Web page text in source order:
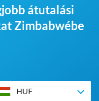
átutalási
Zimbabwébe
HUF